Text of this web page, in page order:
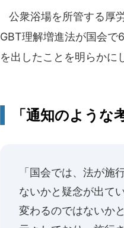
公衆浴場を所管する厚
GBT理解増進法が国会で
を出したことを明らかに
「通知のような
「国会では、法が施
ないかと疑念が出て
変わるのではないか